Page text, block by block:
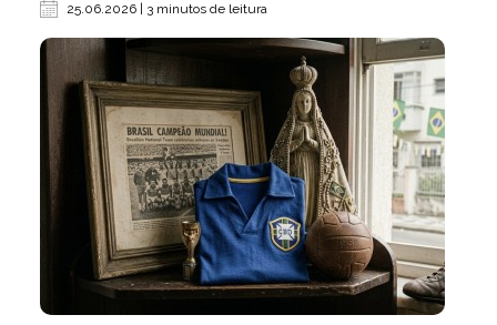
25.06.2026 | 3 minutos de leitura